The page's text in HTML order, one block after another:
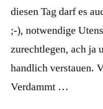
diesen Tag darf es
;-), notwendige
zurechtlegen, ach ja
handlich verstauen.
Verdammt …